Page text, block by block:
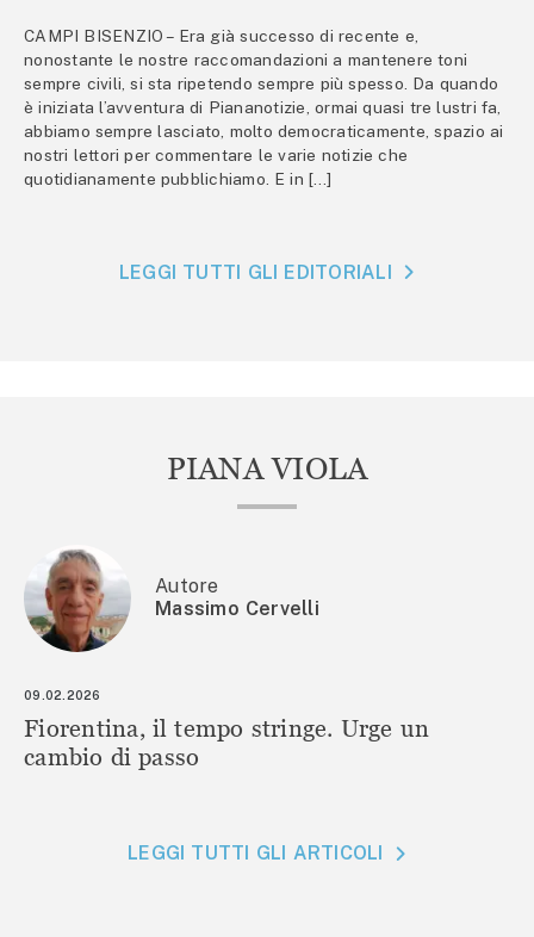
CAMPI BISENZIO – Era già successo di recente e,
nonostante le nostre raccomandazioni a mantenere toni
sempre civili, si sta ripetendo sempre più spesso. Da quando
è iniziata l’avventura di Piananotizie, ormai quasi tre lustri fa,
abbiamo sempre lasciato, molto democraticamente, spazio ai
nostri lettori per commentare le varie notizie che
quotidianamente pubblichiamo. E in […]
LEGGI TUTTI GLI EDITORIALI
PIANA VIOLA
Autore
Massimo Cervelli
09.02.2026
Fiorentina, il tempo stringe. Urge un
cambio di passo
LEGGI TUTTI GLI ARTICOLI